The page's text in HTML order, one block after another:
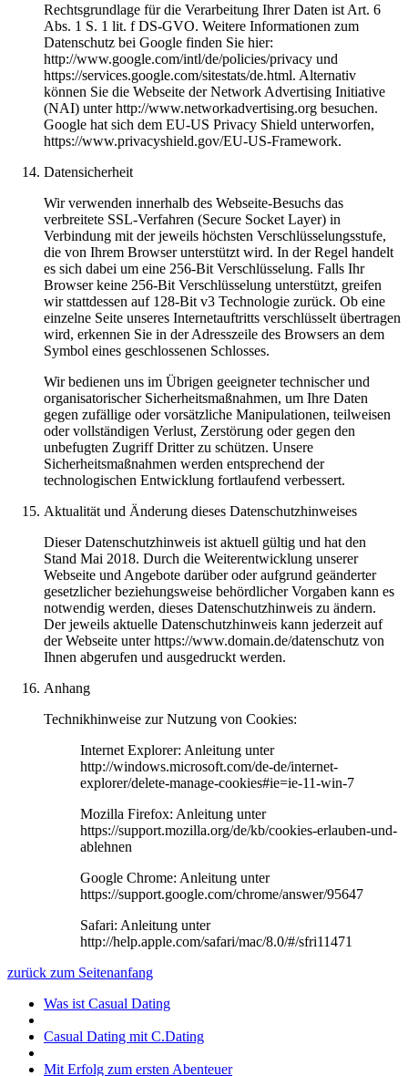
Rechtsgrundlage für die Verarbeitung Ihrer Daten ist Art. 6
Abs. 1 S. 1 lit. f DS-GVO. Weitere Informationen zum
Datenschutz bei Google finden Sie hier:
http://www.google.com/intl/de/policies/privacy und
https://services.google.com/sitestats/de.html. Alternativ
können Sie die Webseite der Network Advertising Initiative
(NAI) unter http://www.networkadvertising.org besuchen.
Google hat sich dem EU-US Privacy Shield unterworfen,
https://www.privacyshield.gov/EU-US-Framework.
Datensicherheit
Wir verwenden innerhalb des Webseite-Besuchs das
verbreitete SSL-Verfahren (Secure Socket Layer) in
Verbindung mit der jeweils höchsten Verschlüsselungsstufe,
die von Ihrem Browser unterstützt wird. In der Regel handelt
es sich dabei um eine 256-Bit Verschlüsselung. Falls Ihr
Browser keine 256-Bit Verschlüsselung unterstützt, greifen
wir stattdessen auf 128-Bit v3 Technologie zurück. Ob eine
einzelne Seite unseres Internetauftritts verschlüsselt übertragen
wird, erkennen Sie in der Adresszeile des Browsers an dem
Symbol eines geschlossenen Schlosses.
Wir bedienen uns im Übrigen geeigneter technischer und
organisatorischer Sicherheitsmaßnahmen, um Ihre Daten
gegen zufällige oder vorsätzliche Manipulationen, teilweisen
oder vollständigen Verlust, Zerstörung oder gegen den
unbefugten Zugriff Dritter zu schützen. Unsere
Sicherheitsmaßnahmen werden entsprechend der
technologischen Entwicklung fortlaufend verbessert.
Aktualität und Änderung dieses Datenschutzhinweises
Dieser Datenschutzhinweis ist aktuell gültig und hat den
Stand Mai 2018. Durch die Weiterentwicklung unserer
Webseite und Angebote darüber oder aufgrund geänderter
gesetzlicher beziehungsweise behördlicher Vorgaben kann es
notwendig werden, dieses Datenschutzhinweis zu ändern.
Der jeweils aktuelle Datenschutzhinweis kann jederzeit auf
der Webseite unter https://www.domain.de/datenschutz von
Ihnen abgerufen und ausgedruckt werden.
Anhang
Technikhinweise zur Nutzung von Cookies:
Internet Explorer: Anleitung unter
http://windows.microsoft.com/de-de/internet-
explorer/delete-manage-cookies#ie=ie-11-win-7
Mozilla Firefox: Anleitung unter
https://support.mozilla.org/de/kb/cookies-erlauben-und-
ablehnen
Google Chrome: Anleitung unter
https://support.google.com/chrome/answer/95647
Safari: Anleitung unter
http://help.apple.com/safari/mac/8.0/#/sfri11471
zurück zum Seitenanfang
Was ist Casual Dating
Casual Dating mit C.Dating
Mit Erfolg zum ersten Abenteuer